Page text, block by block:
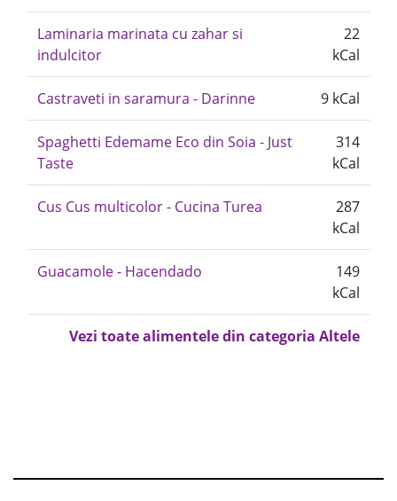
Laminaria marinata cu zahar si
indulcitor
22
kCal
Castraveti in saramura - Darinne 9 kCal
Spaghetti Edemame Eco din Soia - Just
Taste
314
kCal
Cus Cus multicolor - Cucina Turea
287
kCal
Guacamole - Hacendado
149
kCal
Vezi toate alimentele din categoria Altele